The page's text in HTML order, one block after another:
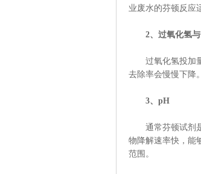
业废水的芬顿反应
2、过氧化氢
过氧化氢投加量
去除率会慢慢下降。
3、pH
通常芬顿试剂是
物降解速率快，能
范围。